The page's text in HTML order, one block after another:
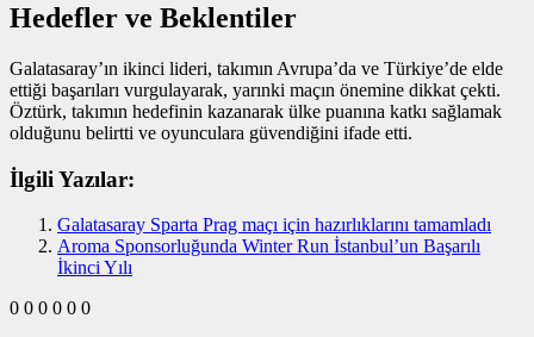
Hedefler ve Beklentiler
Galatasaray’ın ikinci lideri, takımın Avrupa’da ve Türkiye’de elde
ettiği başarıları vurgulayarak, yarınki maçın önemine dikkat çekti.
Öztürk, takımın hedefinin kazanarak ülke puanına katkı sağlamak
olduğunu belirtti ve oyunculara güvendiğini ifade etti.
İlgili Yazılar:
Galatasaray Sparta Prag maçı için hazırlıklarını tamamladı
Aroma Sponsorluğunda Winter Run İstanbul’un Başarılı
İkinci Yılı
0 0 0 0 0 0